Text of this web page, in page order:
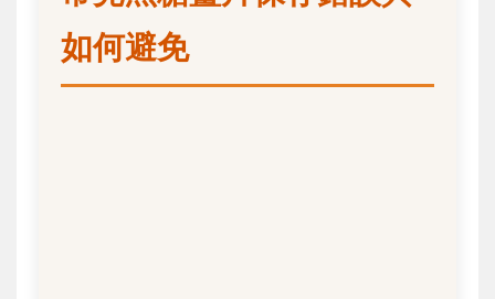
如何避免